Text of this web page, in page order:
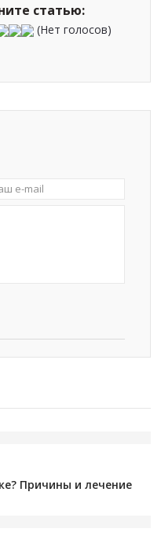
статью:
(Нет голосов)
Причины и лечение